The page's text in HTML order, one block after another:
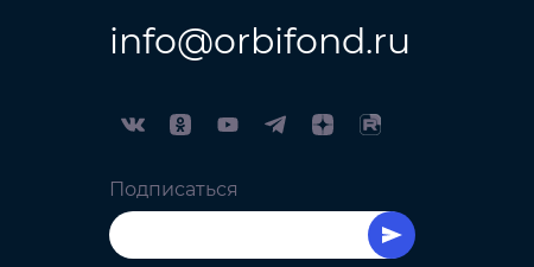
info@orbifond.ru
Подписаться